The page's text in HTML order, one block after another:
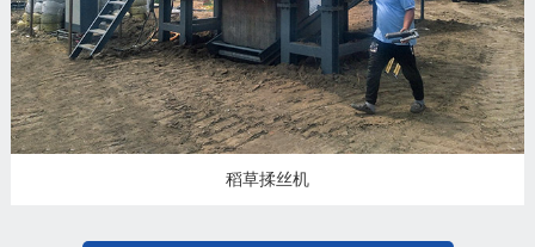
稻草揉丝机